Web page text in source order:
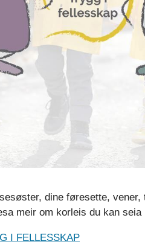
dine føresette, vener,
meir om korleis du kan
I FELLESSKAP